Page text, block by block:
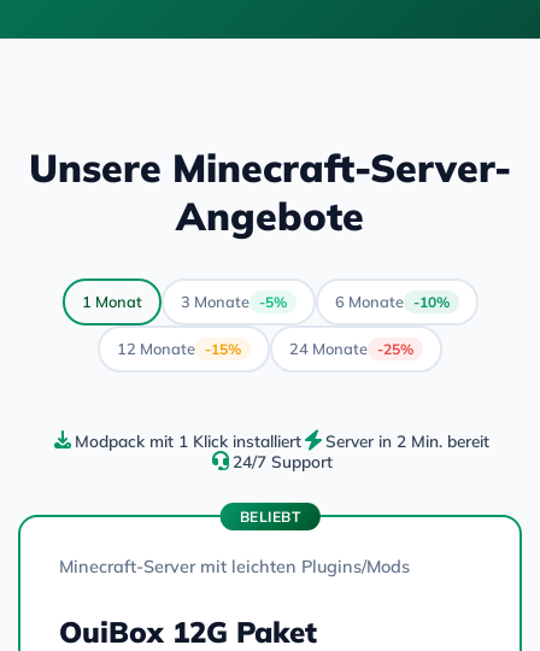
Unsere Minecraft-Server-
Angebote
1 Monat 3 Monate -5% 6 Monate -10%
12 Monate -15% 24 Monate -25%
Modpack mit 1 Klick installiert
Server in 2 Min. bereit
24/7 Support
BELIEBT
Minecraft-Server mit leichten Plugins/Mods
OuiBox 12G Paket